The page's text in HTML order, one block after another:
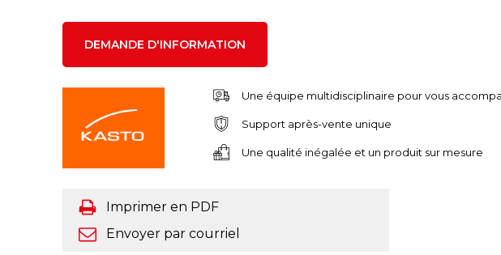
DEMANDE D'INFORMATION
Une équipe multidisciplinaire pour vous
Support après-vente unique
Une qualité inégalée et un produit sur mesure
Imprimer en PDF
Envoyer par courriel